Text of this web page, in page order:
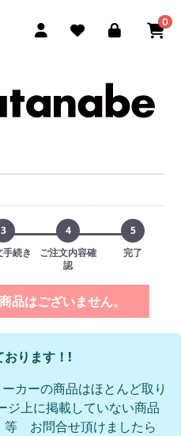
0
3
手続き
4
ご注文内容確
認
5
完了
品はございません。
おります！!
カーの商品はほとんど取り
ジ上に掲載していない商品
お問合せ頂けましたら